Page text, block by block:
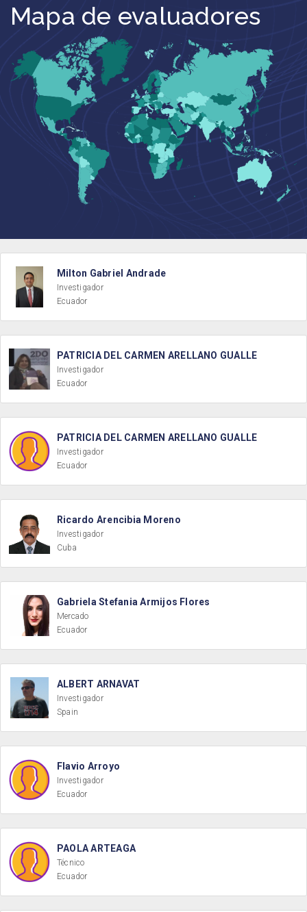
Mapa de evaluadores
Milton Gabriel Andrade
Investigador
Ecuador
PATRICIA DEL CARMEN ARELLANO GUALLE
Investigador
Ecuador
PATRICIA DEL CARMEN ARELLANO GUALLE
Investigador
Ecuador
Ricardo Arencibia Moreno
Investigador
Cuba
Gabriela Stefania Armijos Flores
Mercado
Ecuador
ALBERT ARNAVAT
Investigador
Spain
Flavio Arroyo
Investigador
Ecuador
PAOLA ARTEAGA
Técnico
Ecuador